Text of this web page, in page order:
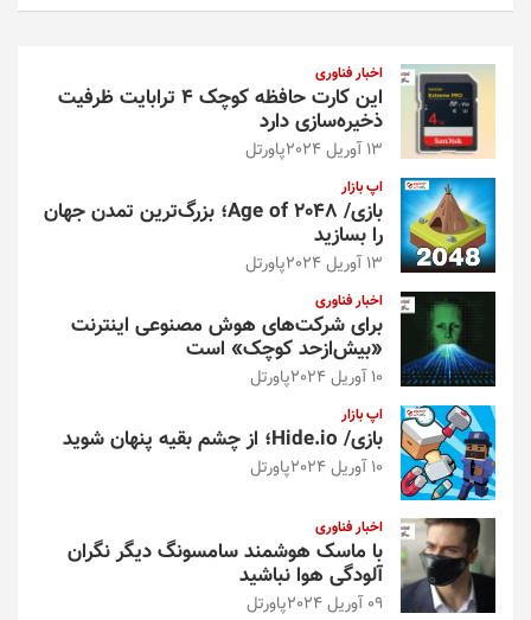
اخبار فناوری
این کارت حافظه کوچک ۴ ترابایت ظرفیت
ذخیره‌سازی دارد
13 آوریل 2024 پاورتل
اپ بازار
بازی/ Age of 2048؛ بزرگ‌ترین تمدن جهان
را بسازید
13 آوریل 2024 پاورتل
اخبار فناوری
برای شرکت‌های هوش مصنوعی اینترنت
«بیش‌از‌حد کوچک» است
10 آوریل 2024 پاورتل
اپ بازار
بازی/ Hide.io؛ از چشم بقیه پنهان شوید
10 آوریل 2024 پاورتل
اخبار فناوری
با ماسک هوشمند سامسونگ دیگر نگران
آلودگی هوا نباشید
09 آوریل 2024 پاورتل